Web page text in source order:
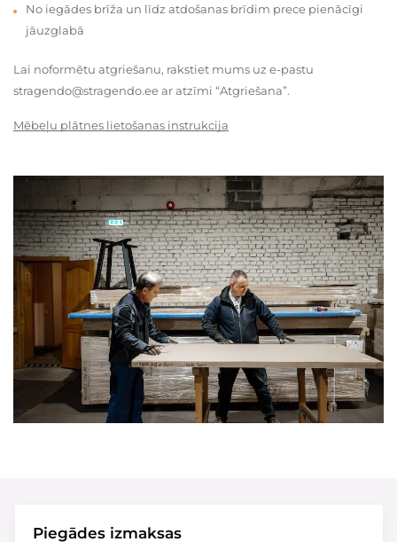
No iegādes brīža un līdz atdošanas brīdim prece pienācīgi
jāuzglabā
Lai noformētu atgriešanu, rakstiet mums uz e-pastu
stragendo@stragendo.ee ar atzīmi “Atgriešana”.
Mēbeļu plātnes lietošanas instrukcija
Piegādes izmaksas